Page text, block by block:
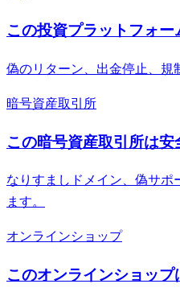
この投資プラットフォ
偽のリターン、出金停止、規
暗号資産取引所
この暗号資産取引所は安
なりすましドメイン、偽サポ
ます。
オンラインショップ
このオンラインショップ